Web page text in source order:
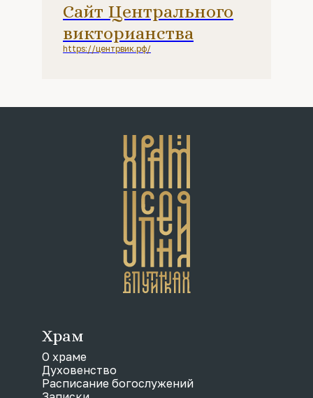
Сайт Центрального
викторианства
https://центрвик.рф/
Храм
О храме
Духовенство
Расписание богослужений